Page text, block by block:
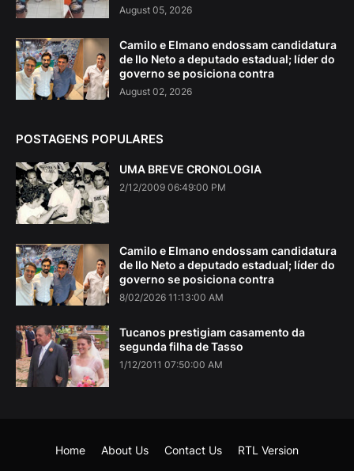
August 05, 2026
Camilo e Elmano endossam candidatura
de Ilo Neto a deputado estadual; líder do
governo se posiciona contra
August 02, 2026
POSTAGENS POPULARES
UMA BREVE CRONOLOGIA
2/12/2009 06:49:00 PM
Camilo e Elmano endossam candidatura
de Ilo Neto a deputado estadual; líder do
governo se posiciona contra
8/02/2026 11:13:00 AM
Tucanos prestigiam casamento da
segunda filha de Tasso
1/12/2011 07:50:00 AM
Home About Us Contact Us RTL Version